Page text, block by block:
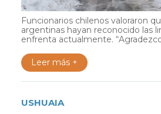
Funcionarios chilenos valoraron
argentinas hayan reconocido las
enfrenta actualmente.
Leer más +
USHUAIA